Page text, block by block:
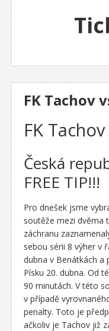
FK Tachov
FK
Česká
FREE TIP!!!
Pro dnešek jsme
soutěže mezi dvěma
záchranu
sebou sérii 8 výher v
dubna v Benátkách a
Písku 20. dubna. Od
90 minutách. V této
v případě
penalty. Toto je
ačkoliv je Tachov již